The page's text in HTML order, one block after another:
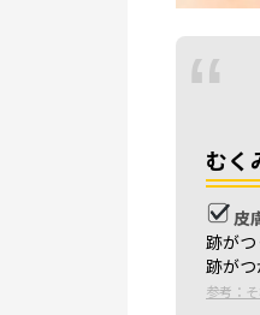
むく
皮
跡が
跡が
参考：